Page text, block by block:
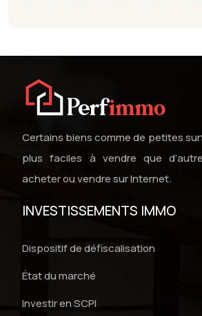
Certains biens comme de petites
plus faciles à vendre que
acheter ou vendre sur Internet.
INVESTISSEMENTS IMMO
Dispositif de défiscalisation
État du marché
Investir en SCPI